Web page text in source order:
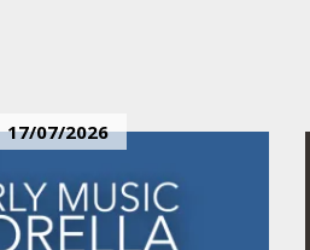
17/07/2026